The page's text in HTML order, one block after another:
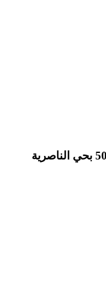
للبيع قطعة رقم 965 في مخطط 505 بحي الناصرية